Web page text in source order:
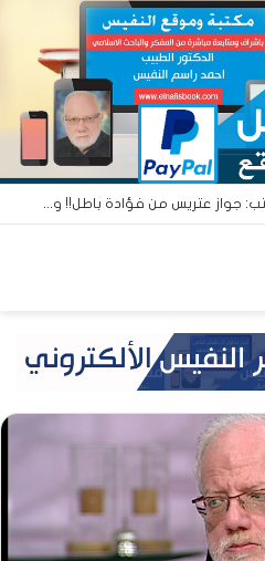
دكتور أحمد راسم النفيس يكتب: جواز عتريس من فؤادة باطل!! وجواز براقش من حُنين فاشل!!